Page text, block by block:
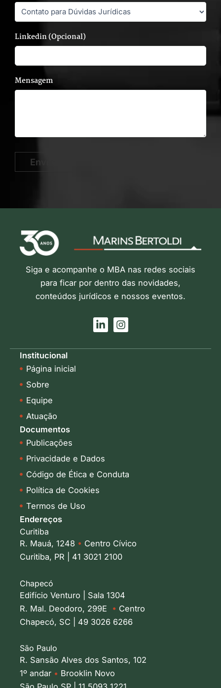
Linkedin (Opcional)
Mensagem
Enviar
Siga e acompanhe o MBA nas redes sociais
para ficar por dentro das novidades,
conteúdos jurídicos e nossos eventos.
L
i
k
I
n
t
Institucional
Página inicial
Sobre
Equipe
Atuação
Documentos
Publicações
Privacidade e Dados
Código de Ética e Conduta
Política de Cookies
Termos de Uso
Endereços
Curitiba
R. Mauá, 1248 • Centro Cívico
Curitiba, PR | 41 3021 2100
Chapecó
Edifício Venturo | Sala 1304
R. Mal. Deodoro, 299E • Centro
Chapecó, SC | 49 3026 6266
São Paulo
R. Sansão Alves dos Santos, 102
1º andar • Brooklin Novo